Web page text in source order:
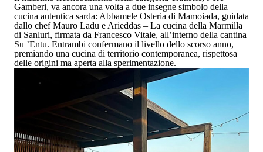
Gamberi, va ancora una volta a due insegne simbolo della
cucina autentica sarda: Abbamele Osteria di Mamoiada, guidata
dallo chefMauro Ladu eArieddas – La cucina della Marmilla
di Sanluri, firmata da Francesco Vitale, all’interno della cantina
Su ’Entu. Entrambi confermano il livello dello scorso anno,
premiando una cucina di territorio contemporanea, rispettosa
delle origini ma aperta alla sperimentazione.